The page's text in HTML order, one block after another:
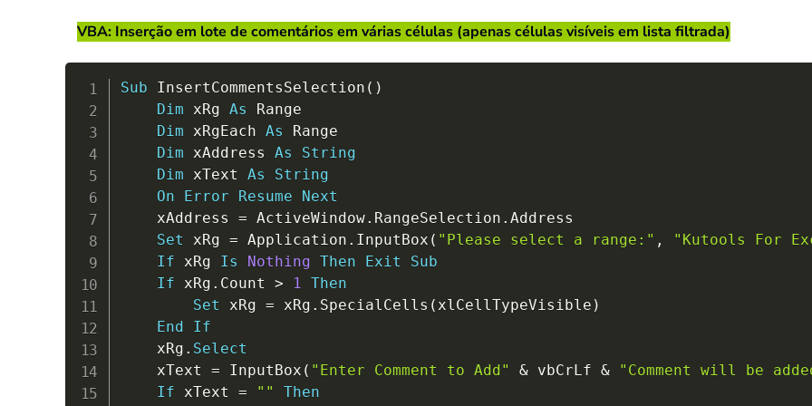
VBA: Inserção em lote de comentários em várias células (apenas células visíveis em lista filtrada)
Sub InsertCommentsSelection ( )
Dim xRg As Range
Dim xRgEach As Range
Dim xAddress As
String
Dim xText As
String
On
Error Resume
Next
    xAddress
= ActiveWindow. RangeSelection . Address
Set xRg = Application . InputBox ( "Please select a range:" , "Kutools For
If xRg Is Nothing Then Exit
Sub
If xRg . Count > 1 Then
Set xRg = xRg . SpecialCells ( xlCellTypeVisible )
End
If
    xRg
. Select
    xText
= InputBox ( "Enter Comment to Add" & vbCrLf & "Comment will be
If xText = ""
Then